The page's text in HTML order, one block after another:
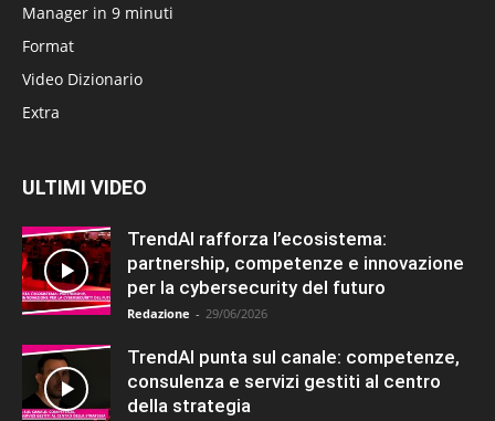
Manager in 9 minuti
Format
Video Dizionario
Extra
ULTIMI VIDEO
TrendAI rafforza l’ecosistema:
partnership, competenze e innovazione
per la cybersecurity del futuro
Redazione - 29/06/2026
TrendAI punta sul canale: competenze,
consulenza e servizi gestiti al centro
della strategia